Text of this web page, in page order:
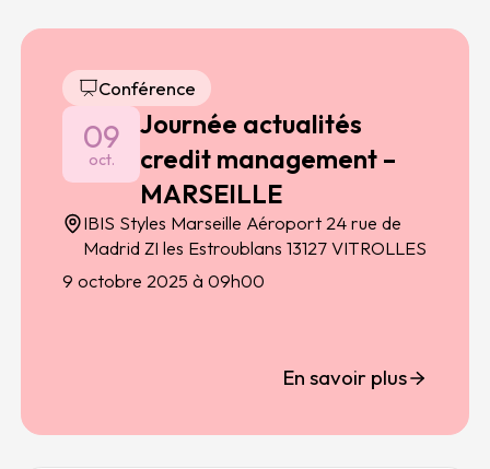
Conférence
09
oct.
Journée actualités
credit management –
MARSEILLE
IBIS Styles Marseille Aéroport 24 rue de
Madrid ZI les Estroublans 13127 VITROLLES
9 octobre 2025 à 09h00
En savoir plus